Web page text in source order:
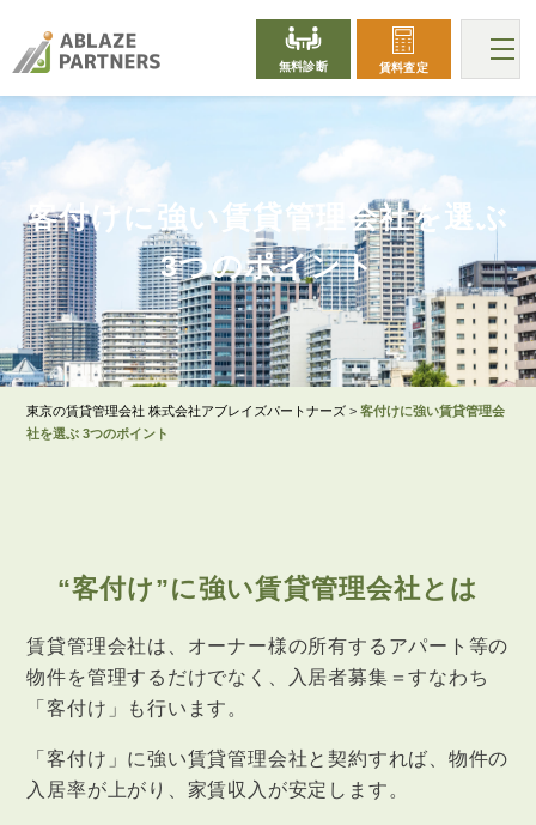
無料診断 賃料査定
POINT
客付けに強い賃貸管理会社を選ぶ
3つのポイント
東京の賃貸管理会社 株式会社アブレイズパートナーズ >客付けに強い賃貸管理会
社を選ぶ 3つのポイント
“客付け”に強い賃貸管理会社とは
賃貸管理会社は、オーナー様の所有するアパート等の
物件を管理するだけでなく、
入居者募集＝すなわち
「客付け」も行います。
「客付け」に強い賃貸管理会社と契約すれば、物件の
入居率が上がり、家賃収入が安定します。